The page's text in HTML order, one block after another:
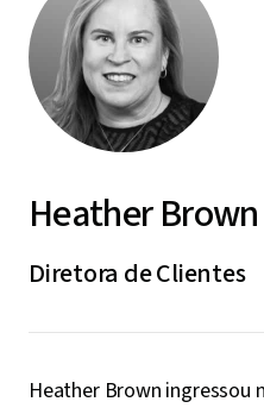
Heather Brown
Diretora de Clientes
Heather Brown ingressou